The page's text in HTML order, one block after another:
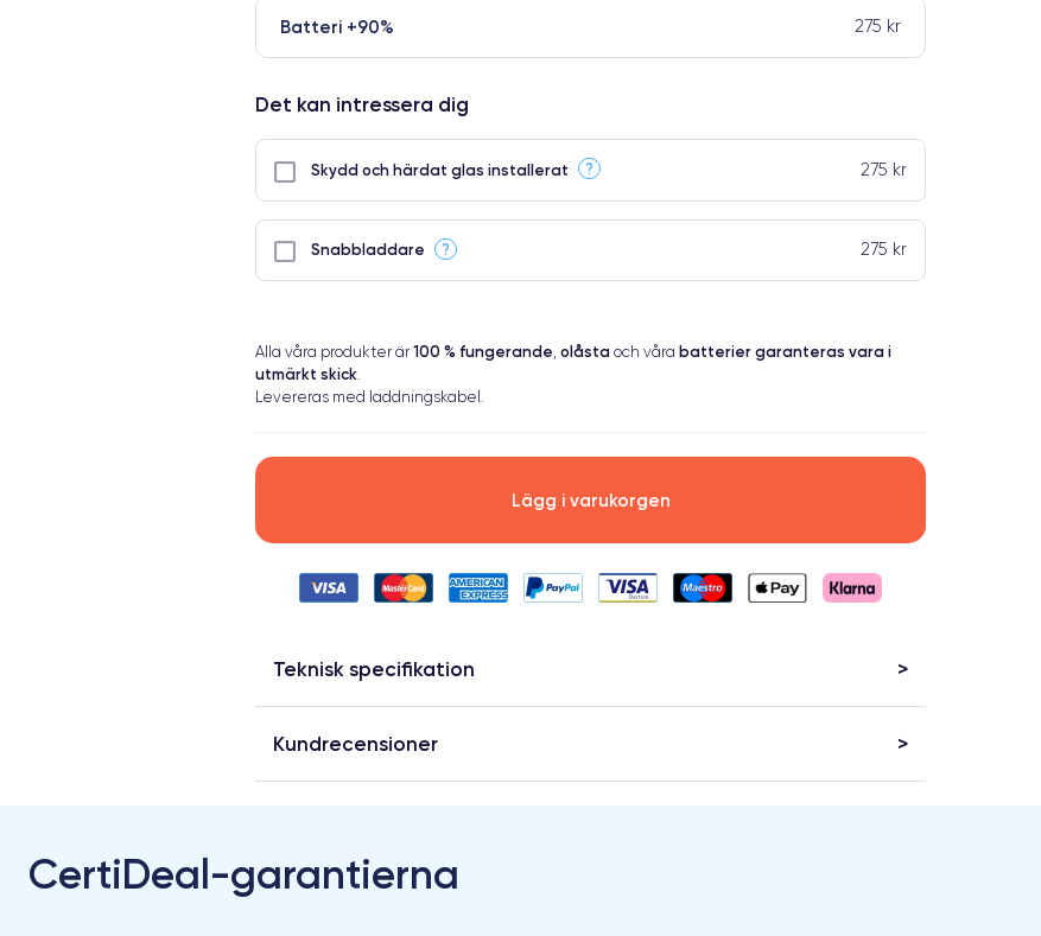
Batteri +90% 275 kr
Det kan intressera dig
Skydd och härdat glas installerat ? 275 kr
Snabbladdare ? 275 kr
Alla våra produkter är 100 % fungerande, olåsta och våra batterier garanteras vara i
utmärkt skick.
Levereras med laddningskabel.
Lägg i varukorgen
Teknisk specifikation
Kundrecensioner
CertiDeal-garantierna